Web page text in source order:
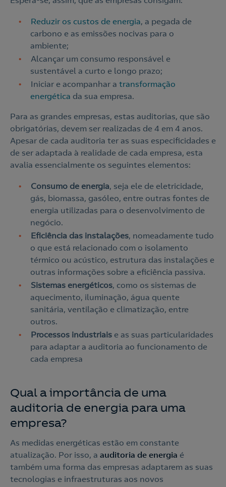
Reduzir os custos de energia, a pegada de
carbono e as emissões nocivas para o
ambiente;
Alcançar um consumo responsável e
sustentável a curto e longo prazo;
Iniciar e acompanhar a transformação
energética da sua empresa.
Para as grandes empresas, estas auditorias, que são
obrigatórias, devem ser realizadas de 4 em 4 anos.
Apesar de cada auditoria ter as suas especificidades e
de ser adaptada à realidade de cada empresa, esta
avalia essencialmente os seguintes elementos:
Consumo de energia, seja ele de eletricidade,
gás, biomassa, gasóleo, entre outras fontes de
energia utilizadas para o desenvolvimento de
negócio.
Eficiência das instalações, nomeadamente tudo
o que está relacionado com o isolamento
térmico ou acústico, estrutura das instalações e
outras informações sobre a eficiência passiva.
Sistemas energéticos, como os sistemas de
aquecimento, iluminação, água quente
sanitária, ventilação e climatização, entre
outros.
Processos industriais e as suas particularidades
para adaptar a auditoria ao funcionamento de
cada empresa
Qual a importância de uma
auditoria de energia para uma
empresa?
As medidas energéticas estão em constante
atualização. Por isso, a auditoria de energia é
também uma forma das empresas adaptarem as suas
tecnologias e infraestruturas aos novos